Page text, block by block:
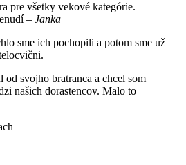
pre všetky vekové kategórie.
– Janka
sme ich pochopili a potom sme už
od svojho bratranca a chcel som
našich dorastencov. Malo to